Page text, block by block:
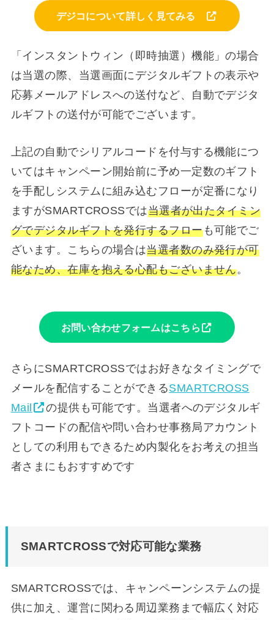
デジコについて詳しく見てみる
「インスタントウィン（即時抽選）機能」の場合
は当選の際、当選画面にデジタルギフトの表示や
応募メールアドレスへの送付など、自動でデジタ
ルギフトの送付が可能でございます。
上記の自動でシリアルコードを付与する機能につ
いてはキャンペーン開始前に予め一定数のギフト
を手配しシステムに組み込むフローが定番になり
ますがSMARTCROSSでは当選者が出たタイミン
グでデジタルギフトを発行するフローも可能でご
ざいます。こちらの場合は当選者数のみ発行が可
能なため、在庫を抱える心配もございません。
お問い合わせフォームはこちら
さらにSMARTCROSSではお好きなタイミングで
メールを配信することができるSMARTCROSS
Mail
の提供も可能です。当選者へのデジタルギ
フトコードの配信や問い合わせ事務局アカウント
としての利用もできるため内製化をお考えの担当
者さまにもおすすめです
SMARTCROSSで対応可能な業務
SMARTCROSSでは、キャンペーンシステムの提
供に加え、運営に関わる周辺業務まで幅広く対応